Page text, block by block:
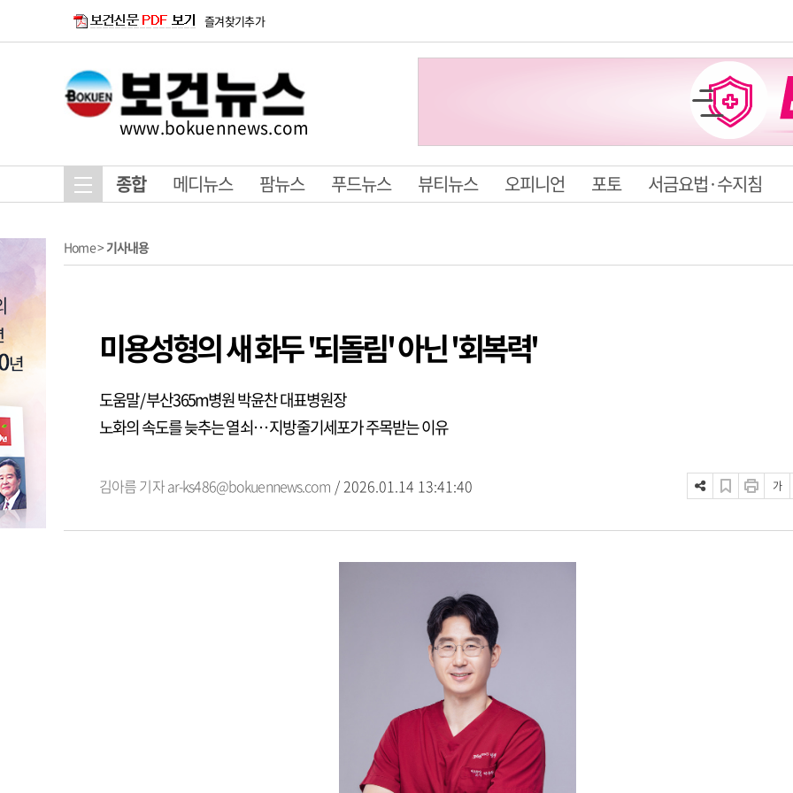
즐겨찾기추가
www.bokuennews.com
종합 메디뉴스 팜뉴스 푸드뉴스 뷰티뉴스 오피니언 포토 서금요법·수지침
Home>기사내용
미용성형의 새 화두 '되돌림' 아닌 '회복력'
도움말/ 부산365m병원 박윤찬 대표병원장
노화의 속도를 늦추는 열쇠… 지방줄기세포가 주목받는 이유
김아름 기자ar-ks486@bokuennews.com / 2026.01.14 13:41:40 가